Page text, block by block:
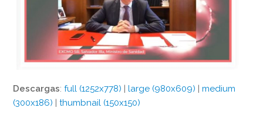
Descargas:full (1252x778) |large (980x609) |medium
(300x186) |thumbnail (150x150)